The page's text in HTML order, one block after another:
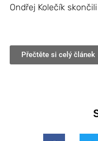
Ondřej Kolečík
Přečtěte si celý článek